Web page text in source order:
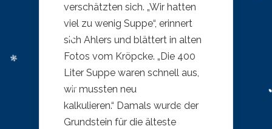
verschätzten sich. „Wir hatten
viel zu wenig Suppe“, erinnert
sich Ahlers und blättert in alten
Fotos vom Kröpcke. „Die 400
Liter Suppe waren schnell aus,
wir mussten neu
kalkulieren.“ Damals wurde der
Grundstein für die älteste